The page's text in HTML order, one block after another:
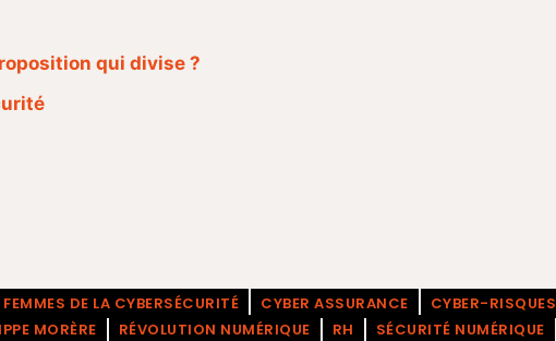
qui divise ?
DE LA CYBERSÉCURITÉ CYBER ASSURANCE CYBER-RISQUES
MORÈRE RÉVOLUTION NUMÉRIQUE RH SÉCURITÉ NUMÉRIQUE